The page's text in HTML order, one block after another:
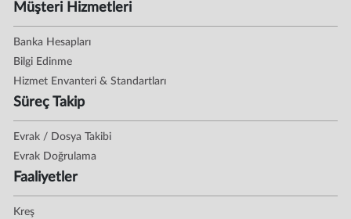
Müşteri Hizmetleri
Banka Hesapları
Bilgi Edinme
Hizmet Envanteri & Standartları
Süreç Takip
Evrak / Dosya Takibi
Evrak Doğrulama
Faaliyetler
Kreş